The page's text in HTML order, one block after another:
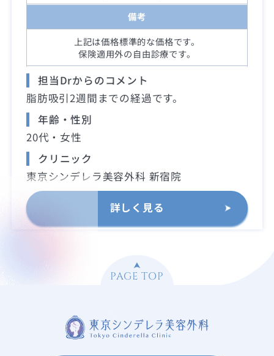
備考
上記は価格標準的な価格です。
保険適用外の自由診療です。
担当Drからのコメント
脂肪吸引2週間までの経過です。
年齢・性別
20代・女性
クリニック
東京シンデレラ美容外科 新宿院
詳しく見る
PAGE TOP